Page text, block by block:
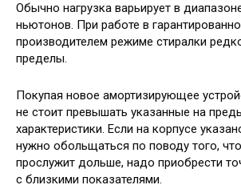
Обычно нагрузка варьирует в
ньютонов. При работе в
производителем режиме стиралки
пределы.
Покупая новое амортизирующее
не стоит превышать указанные на
характеристики. Если на корпусе
нужно обольщаться по поводу того,
прослужит дольше, надо приобрести
с близкими показателями.